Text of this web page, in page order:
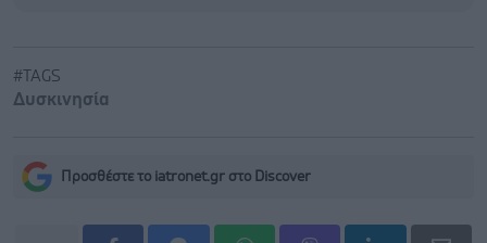
#TAGS
Δυσκινησία
Προσθέστε το iatronet.gr στο Discover